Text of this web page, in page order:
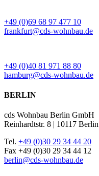
+49 (0)69 68 97 477 10
frankfurt@cds-wohnbau.de
+49 (0)40 81 971 88 80
hamburg@cds-wohnbau.de
BERLIN
cds Wohnbau Berlin GmbH
Reinhardtstr. 8 | 10117 Berlin
Tel. +49 (0)30 29 34 44 20
Fax +49 (0)30 29 34 44 12
berlin@cds-wohnbau.de